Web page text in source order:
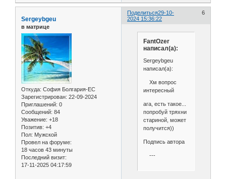
Поделиться 6
29-10-
2024 15:36:22
Sergeybgeu
в матрице
Откуда: София Болгария-ЕС
Зарегистрирован: 22-09-2024
Приглашений: 0
Сообщений: 84
Уважение: +18
Позитив: +4
Пол: Мужской
Провел на форуме:
18 часов 43 минуты
Последний визит:
17-11-2025 04:17:59
FantOzer
написал(а):
Sergeybgeu
написал(а):
Хм вопрос
интересный
ага, есть такое...
попробуй тряхни
стариной, может
получится))
Подпись автора
---